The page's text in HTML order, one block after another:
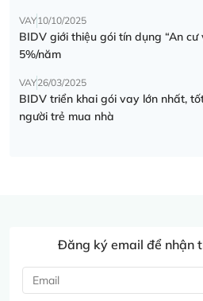
VAY10/10/2025
BIDV giới thiệu gói tín dụng “An
5%/năm
VAY26/03/2025
BIDV triển khai gói vay lớn nhất,
người trẻ mua nhà
Đăng ký email để nhận